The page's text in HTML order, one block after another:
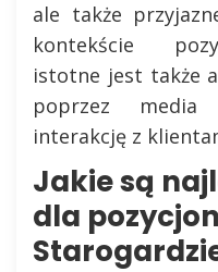
ale także
kontekście
istotne jest także
poprzez media
interakcję z
Jakie są
dla